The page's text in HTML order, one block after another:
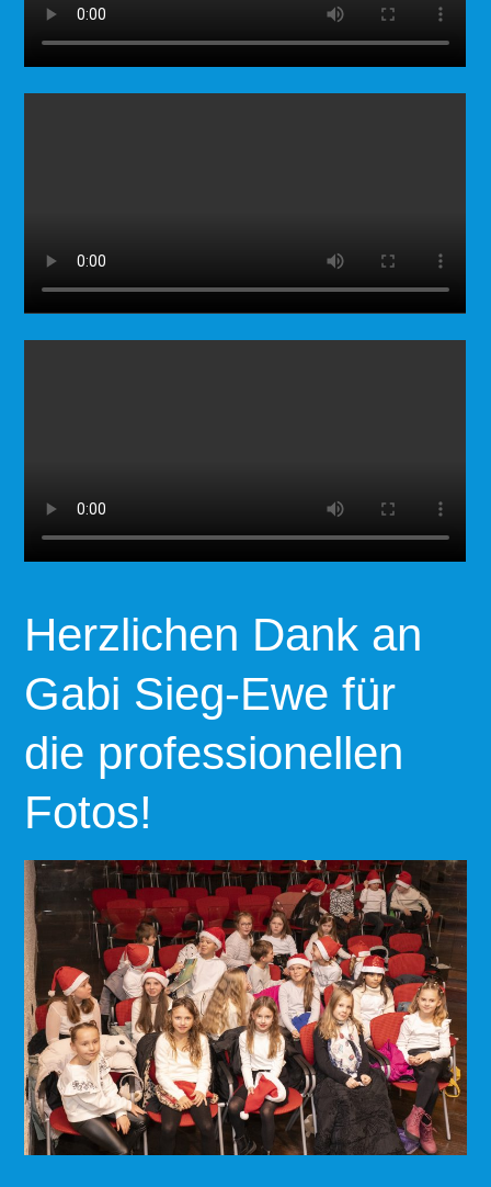
Herzlichen Dank an
Gabi Sieg-Ewe für
die professionellen
Fotos!